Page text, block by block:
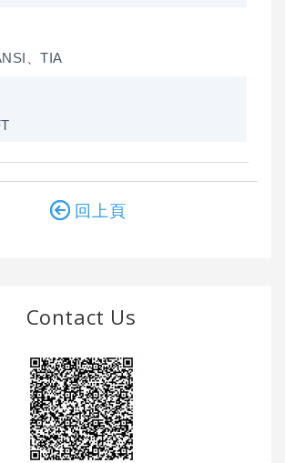
、TIA
回上頁
Contact Us